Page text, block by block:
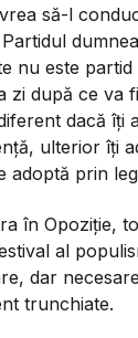
să-l
nu este
zi după ce va
dacă îți
ulterior îți
adoptă prin
în Opoziție,
al
dar
trunchiate.